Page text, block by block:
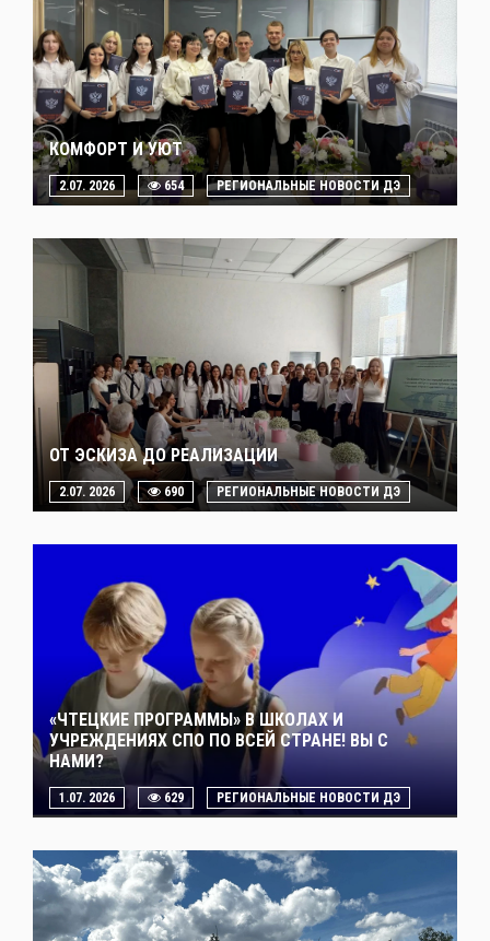
КОМФОРТ И УЮТ
2.07. 2026 654 РЕГИОНАЛЬНЫЕ НОВОСТИ ДЭ
ОТ ЭСКИЗА ДО РЕАЛИЗАЦИИ
2.07. 2026 690 РЕГИОНАЛЬНЫЕ НОВОСТИ ДЭ
«ЧТЕЦКИЕ ПРОГРАММЫ» В ШКОЛАХ И
УЧРЕЖДЕНИЯХ СПО ПО ВСЕЙ СТРАНЕ! ВЫ С
НАМИ?
1.07. 2026 629 РЕГИОНАЛЬНЫЕ НОВОСТИ ДЭ